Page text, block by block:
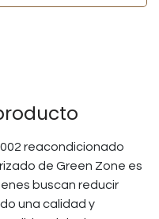
reacondicionado
de Green Zone es
buscan reducir
una calidad y